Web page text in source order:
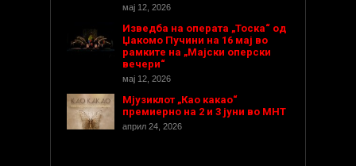
мај 12, 2026
Изведба на операта „Тоска“ од
Џакомо Пучини на 16 мај во
рамките на „Мајски оперски
вечери“
мај 12, 2026
Мјузиклот „Као какао“
премиерно на 2 и 3 јуни во МНТ
април 24, 2026